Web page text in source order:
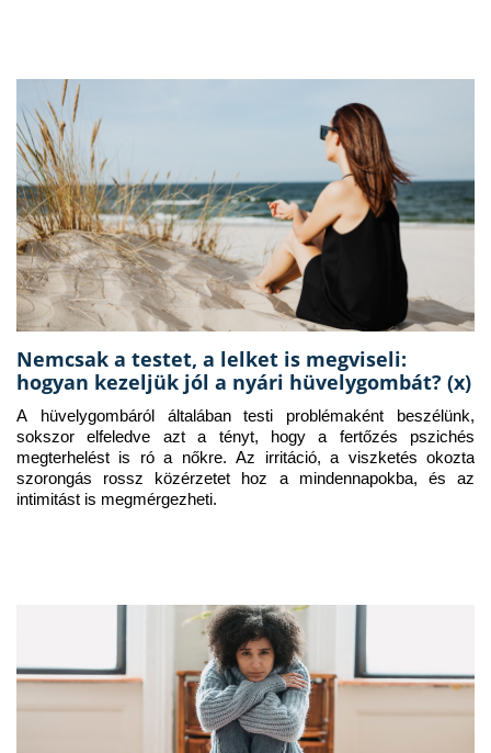
Nemcsak a testet, a lelket is megviseli:
hogyan kezeljük jól a nyári hüvelygombát? (x)
A hüvelygombáról általában testi problémaként beszélünk,
sokszor elfeledve azt a tényt, hogy a fertőzés pszichés
megterhelést is ró a nőkre. Az irritáció, a viszketés okozta
szorongás rossz közérzetet hoz a mindennapokba, és az
intimitást is megmérgezheti.